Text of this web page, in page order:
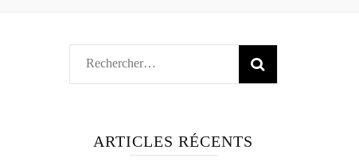
Rechercher :
ARTICLES RÉCENTS